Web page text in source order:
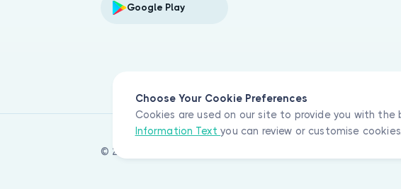
Choose Your Cookie Preferences
Cookies are used on our site to provide you with
Information Textyou can review or customise cookies.
Google Play
© 2026 Bulut Klinik Teknoloji A.Ş. All rights reserved